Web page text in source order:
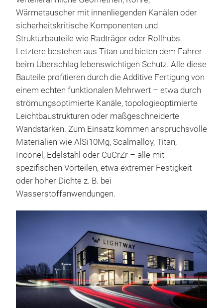
Wärmetauscher mit innenliegenden Kanälen oder
sicherheitskritische Komponenten und
Strukturbauteile wie Radträger oder Rollhubs.
Letztere bestehen aus Titan und bieten dem Fahrer
beim Überschlag lebenswichtigen Schutz. Alle diese
Bauteile profitieren durch die Additive Fertigung von
einem echten funktionalen Mehrwert – etwa durch
strömungsoptimierte Kanäle, topologieoptimierte
Leichtbaustrukturen oder maßgeschneiderte
Wandstärken. Zum Einsatz kommen anspruchsvolle
Materialien wie AlSi10Mg, Scalmalloy, Titan,
Inconel, Edelstahl oder CuCrZr – alle mit
spezifischen Vorteilen, etwa extremer Festigkeit
oder hoher Dichte z. B. bei
Wasserstoffanwendungen.